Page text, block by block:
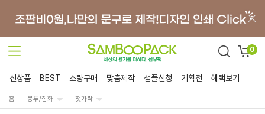
0
신상품 BEST 소량구매 맞춤제작 샘플신청 기획전 혜택보기
홈 봉투/잡화 젓가락